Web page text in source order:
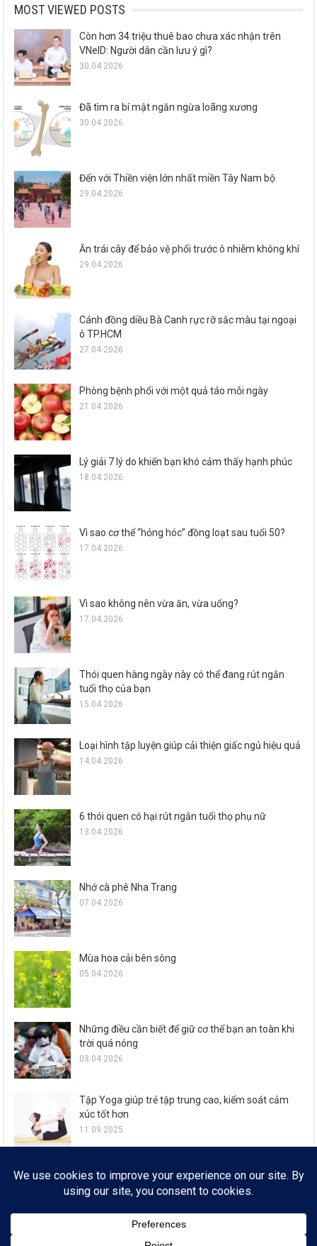
MOST VIEWED POSTS
Còn hơn 34 triệu thuê bao chưa xác nhận trên
VNeID: Người dân cần lưu ý gì?
30.04.2026
Đã tìm ra bí mật ngăn ngừa loãng xương
30.04.2026
Đến với Thiền viện lớn nhất miền Tây Nam bộ
29.04.2026
Ăn trái cây để bảo vệ phổi trước ô nhiễm không khí
29.04.2026
Cánh đồng diều Bà Canh rực rỡ sắc màu tại ngoại
ô TP.HCM
27.04.2026
Phòng bệnh phổi với một quả táo mỗi ngày
21.04.2026
Lý giải 7 lý do khiến bạn khó cảm thấy hạnh phúc
18.04.2026
Vì sao cơ thể “hỏng hóc” đồng loạt sau tuổi 50?
17.04.2026
Vì sao không nên vừa ăn, vừa uống?
17.04.2026
Thói quen hàng ngày này có thể đang rút ngắn
tuổi thọ của bạn
15.04.2026
Loại hình tập luyện giúp cải thiện giấc ngủ hiệu quả
14.04.2026
6 thói quen có hại rút ngắn tuổi thọ phụ nữ
13.04.2026
Nhớ cà phê Nha Trang
07.04.2026
Mùa hoa cải bên sông
05.04.2026
Những điều cần biết để giữ cơ thể bạn an toàn khi
trời quá nóng
03.04.2026
Tập Yoga giúp trẻ tập trung cao, kiểm soát cảm
xúc tốt hơn
11.09.2025
Zalo ra mắt loạt tính năng đón Tết Ất Tỵ cho 77,6
triệu người dùng
29.01.2025